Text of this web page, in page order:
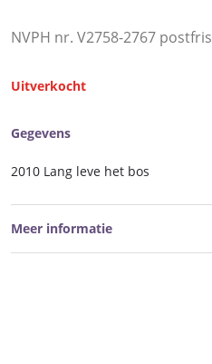
NVPH nr. V2758-2767 postfris
Uitverkocht
Gegevens
2010 Lang leve het bos
Meer informatie